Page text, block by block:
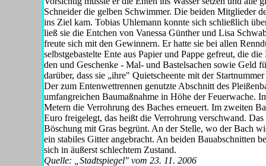
Schneider die gelben Schwimmer. Die beiden Mitglieder
ins Ziel kam. Tobias Uhlemann konnte sich schließlich
ließ sie die Entchen von Vanessa Gün­ther und Lisa
freute sich mit den Gewinnern. Er hatte sie bei allen
selbstgebastelte Ente aus Papier und Pappe gefreut, die
den und Geschenke - Mal- und Bastelsachen sowie Geld
dar­über, dass sie „ihre" Quietscheente mit der
Der zum Entenwettrennen genutzte Abschnitt des
umfangreichen Baumaßnahme in Höhe der Feuerwache.
Metern die Verrohrung des Ba­ches erneuert. Im zweiten
Euro freigelegt, das heißt die Verrohrung verschwand.
Böschung mit Gras begrünt. An der Stelle, wo der Bach
ein stabiles Gitter angebracht. An beiden Bauabschnitten
sich in äußerst schlechtem Zustand.
Quelle: „Stadtspiegel" vom 23. 11. 2006